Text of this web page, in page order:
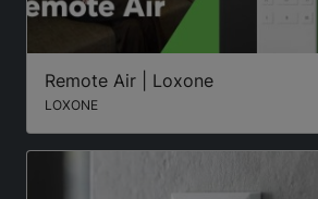
Remote Air | Loxone
LOXONE